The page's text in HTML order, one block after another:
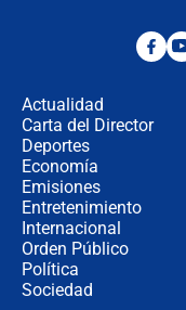
Actualidad
Carta del Director
Deportes
Economía
Emisiones
Entretenimiento
Internacional
Orden Público
Política
Sociedad